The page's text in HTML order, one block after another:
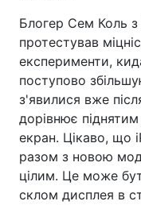
Блогер Сем Коль з
протестував
експерименти,
поступово
з'явилися вже
дорівнює
екран. Цікаво, що
разом з новою
цілим. Це може
склом дисплея в